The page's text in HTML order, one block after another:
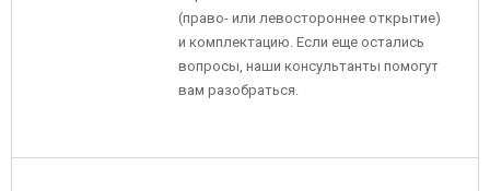
(право- или левостороннее открытие)
и комплектацию. Если еще остались
вопросы, наши консультанты помогут
вам разобраться.